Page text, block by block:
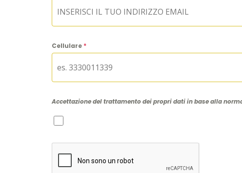
Cellulare *
Accettazione del trattamento dei propri dati in base alla